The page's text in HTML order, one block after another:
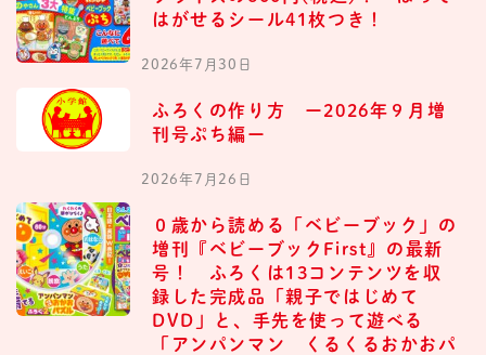
はがせるシール41枚つき！
2026年7月30日
ふろくの作り方 ー2026年９月増
刊号ぷち編ー
2026年7月26日
０歳から読める「ベビーブック」の
増刊『ベビーブックFirst』の最新
号！ ふろくは13コンテンツを収
録した完成品「親子ではじめて
DVD」と、手先を使って遊べる
「アンパンマン くるくるおかおパ